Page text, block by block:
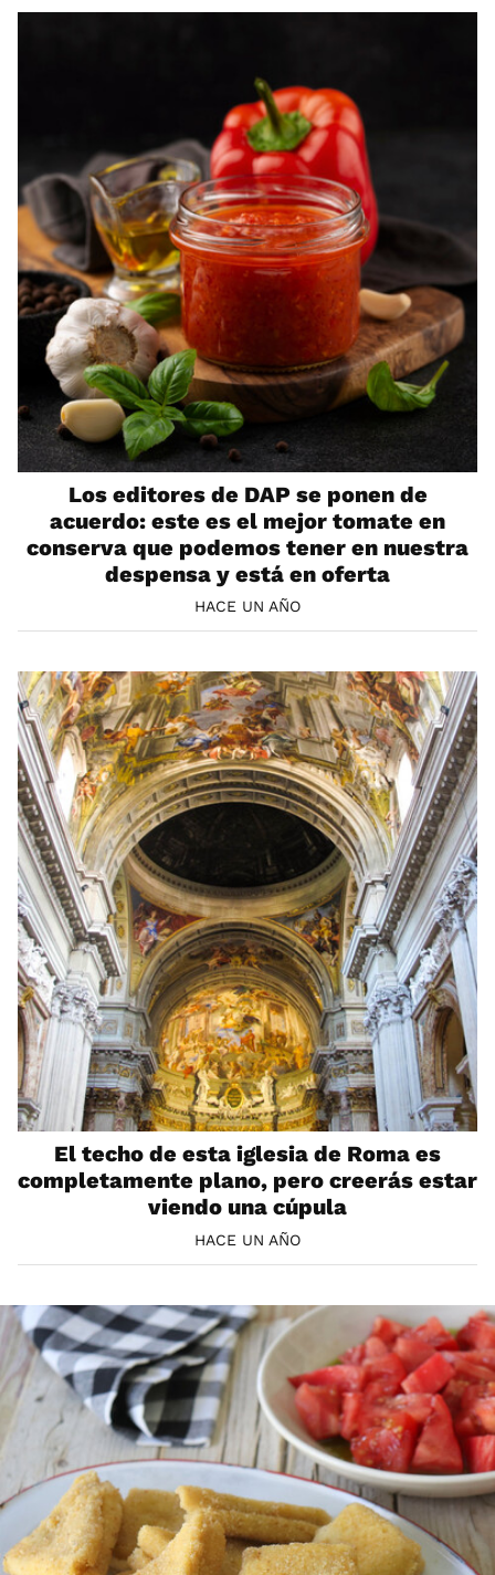
Los editores de DAP se ponen de
acuerdo: este es el mejor tomate en
conserva que podemos tener en nuestra
despensa y está en oferta
HACE UN AÑO
El techo de esta iglesia de Roma es
completamente plano, pero creerás estar
viendo una cúpula
HACE UN AÑO